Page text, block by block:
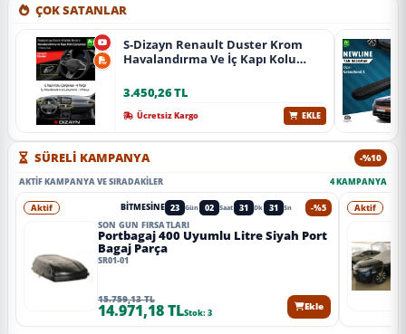
ÇOK SATANLAR
S-Dizayn Renault Duster Krom
Havalandırma Ve İç Kapı Kolu
Krom) A+ Kalite
3.450,26 TL
Ücretsiz Kargo EKLE
SÜRELİ KAMPANYA -%10
AKTIF KAMPANYA VE SIRADAKILER 4 KAMPANYA
-%5
Aktif BITMESINE 23 Gün 02 Saat 31 Dk 29 Sn
SON GÜN FIRSATLARI
Portbagaj 400 Uyumlu Litre Siyah Port
Bagaj Parça
SR01-01
15.759,13 TL
14.971,18 TLStok: 3
Ekle
Aktif